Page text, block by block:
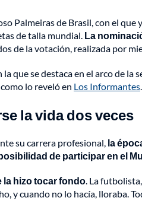
Palmeiras de Brasil, con el que
de talla mundial. La
de la votación, realizada por
que se destaca en el arco de
lo reveló en Los Informantes
la vida dos veces
su carrera profesional, la
de participar en el
la hizo tocar fondo . La
y cuando no lo hacía, lloraba.